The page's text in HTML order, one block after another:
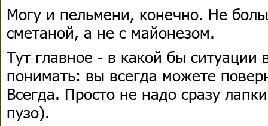
Могу и пельмени, конечно. Не
сметаной, а не с майонезом.
Тут главное - в какой бы ситуации
понимать: вы всегда можете
Всегда. Просто не надо сразу
пузо).